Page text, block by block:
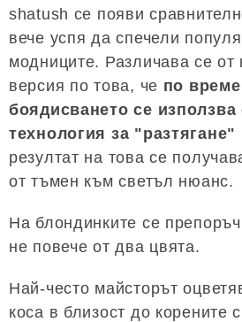
shatush се появи
вече успя да спечели
модниците. Различава се от
версия по това, че по
боядисването се използва
технология за "разтягане"
резултат на това се
от тъмен към светъл нюанс.
На блондинките се
не повече от два цвята.
Най-често майсторът
коса в близост до корените